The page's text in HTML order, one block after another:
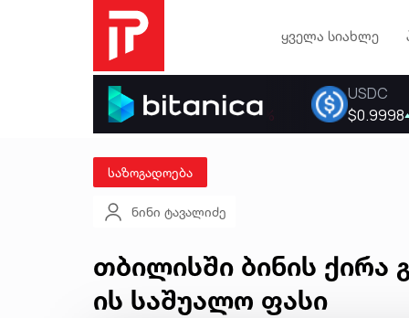
ყველა სიახლე
საზოგადოება
ნინი ტავალიძე
თბილისში ბინის ქირა
ის საშუალო ფასი